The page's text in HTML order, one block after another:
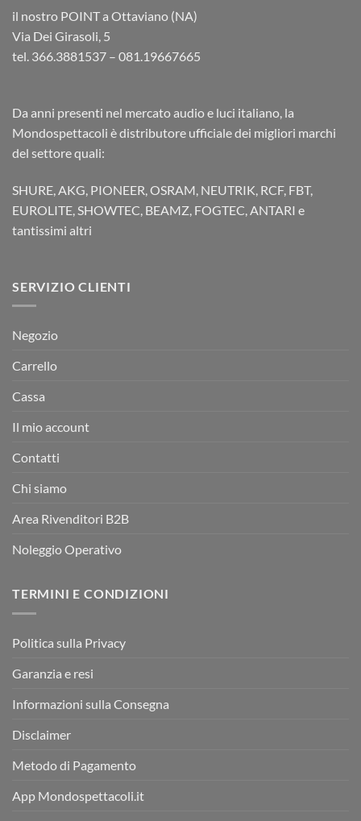
il nostro POINT a Ottaviano (NA)
Via Dei Girasoli, 5
tel. 366.3881537 – 081.19667665
Da anni presenti nel mercato audio e luci italiano, la
Mondospettacoli è distributore ufficiale dei migliori marchi
del settore quali:
SHURE, AKG, PIONEER, OSRAM, NEUTRIK, RCF, FBT,
EUROLITE, SHOWTEC, BEAMZ, FOGTEC, ANTARI e
tantissimi altri
SERVIZIO CLIENTI
Negozio
Carrello
Cassa
Il mio account
Contatti
Chi siamo
Area Rivenditori B2B
Noleggio Operativo
TERMINI E CONDIZIONI
Politica sulla Privacy
Garanzia e resi
Informazioni sulla Consegna
Disclaimer
Metodo di Pagamento
App Mondospettacoli.it